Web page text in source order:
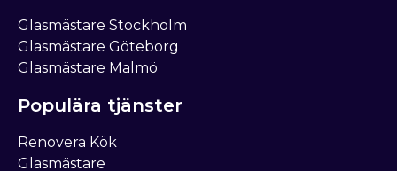
Populära tjänster
Renovera Kök
Glasmästare
Glasmästare Stockholm
Glasmästare Göteborg
Glasmästare Malmö